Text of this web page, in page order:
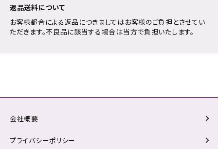
返品送料について
お客様都合による返品につきましてはお客様のご負担とさせてい
ただきます。不良品に該当する場合は当方で負担いたします。
会社概要
プライバシーポリシー